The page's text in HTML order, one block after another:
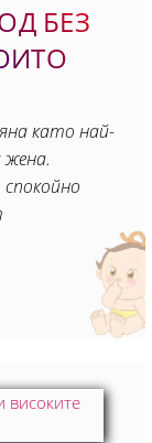
БЕЗ
като най-